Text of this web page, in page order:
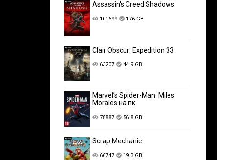
Assassin's Creed Shadows
101699 176 GB
Clair Obscur: Expedition 33
63207 44.9 GB
Marvel’s Spider-Man: Miles
Morales на пк
78887 56.8 GB
Scrap Mechanic
66747 19.3 GB